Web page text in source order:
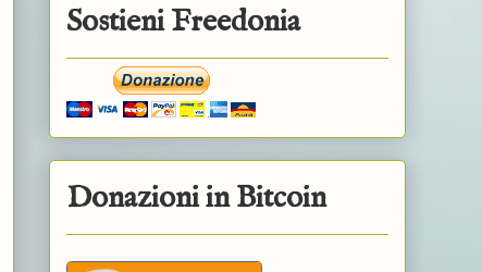
Sostieni Freedonia
Donazioni in Bitcoin